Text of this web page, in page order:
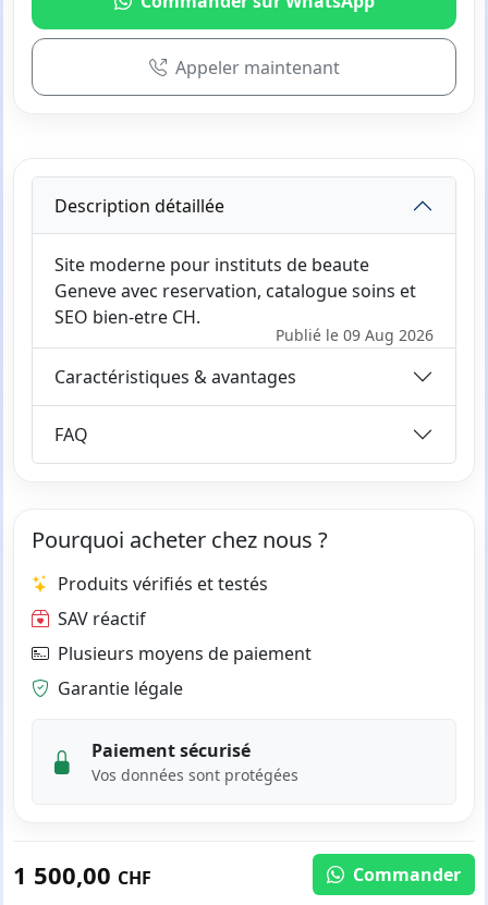
Appeler maintenant
Description détaillée
Site moderne pour instituts de beaute
Geneve avec reservation, catalogue soins et
SEO bien-etre CH.
Publié le 09 Aug 2026
Caractéristiques & avantages
FAQ
Pourquoi acheter chez nous ?
Produits vérifiés et testés
SAV réactif
Plusieurs moyens de paiement
Garantie légale
Paiement sécurisé
Vos données sont protégées
1 500,00 CHF Commander